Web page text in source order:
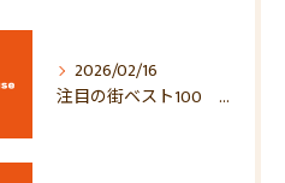
2026/02/16
注目の街ベスト100 2026年！！